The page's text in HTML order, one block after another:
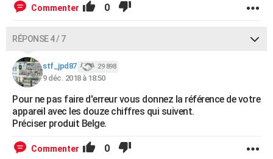
Commenter 0
RÉPONSE 4 / 7
stf_jpd87 29 898
9 déc. 2018 à 18:50
Pour ne pas faire d'erreur vous donnez la référence de votre
appareil avec les douze chiffres qui suivent.
Préciser produit Belge.
Commenter 0